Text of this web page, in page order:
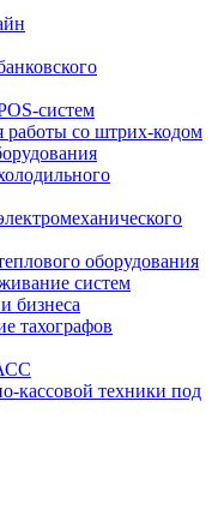
систем
работы со штрих-кодом
оборудования
систем
бизнеса
тахографов
кассовой техники под